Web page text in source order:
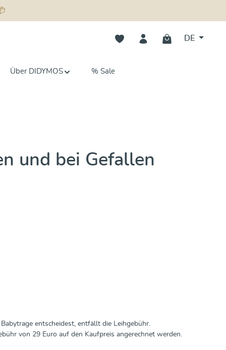
Du hast 0 Produkte auf dem
DE
Über DIDYMOS % Sale
und bei Gefallen
entscheidest, entfällt die Leihgebühr.
von 29 Euro auf den Kaufpreis angerechnet werden.